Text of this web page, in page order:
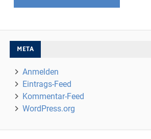
META
Anmelden
Eintrags-Feed
Kommentar-Feed
WordPress.org